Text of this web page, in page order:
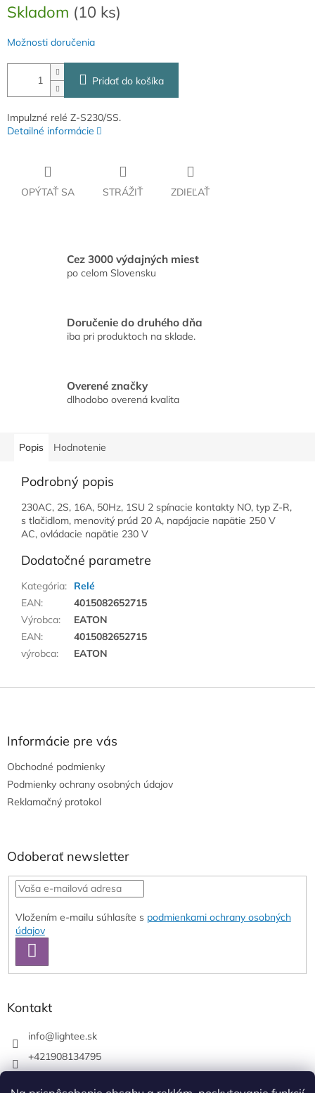
cena:
Skladom (10 ks)
Možnosti doručenia
Pridať do košíka
Impulzné relé Z-S230/SS.
Detailné informácie
OPÝTAŤ SA STRÁŽIŤ ZDIEĽAŤ
Cez 3000 výdajných miest
po celom Slovensku
Doručenie do druhého dňa
iba pri produktoch na sklade.
Overené značky
dlhodobo overená kvalita
Popis Hodnotenie
Podrobný popis
230AC, 2S, 16A, 50Hz, 1SU 2 spínacie kontakty NO, typ Z-R,
s tlačidlom, menovitý prúd 20 A, napájacie napätie 250 V
AC, ovládacie napätie 230 V
Dodatočné parametre
Kategória:
Relé
EAN:
4015082652715
Výrobca:
EATON
EAN:
4015082652715
výrobca: EATON
Informácie pre vás
Obchodné podmienky
Podmienky ochrany osobných údajov
Reklamačný protokol
Odoberať newsletter
Vložením e-mailu súhlasíte s podmienkami ochrany osobných
údajov
SA
Kontakt
info@lightee.sk
+421908134795